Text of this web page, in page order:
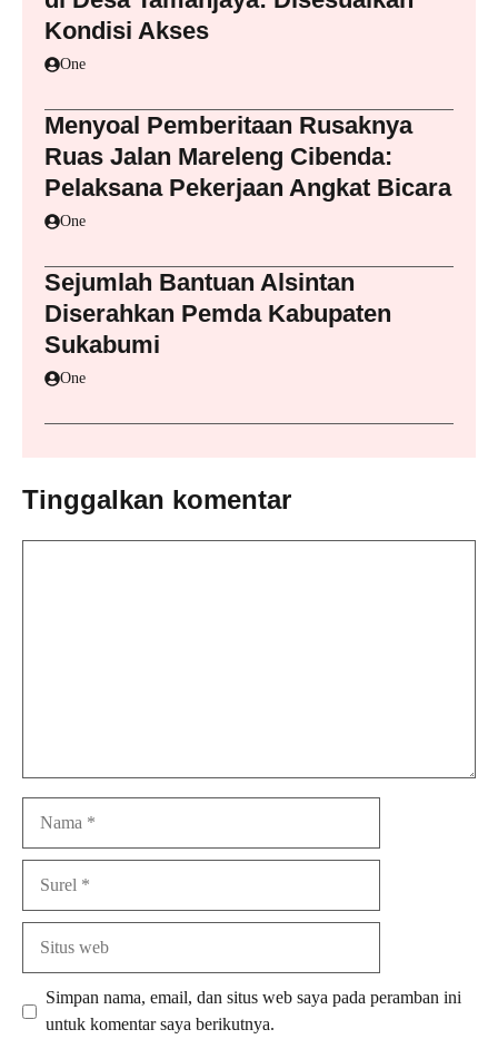
Kondisi Akses
One
Menyoal Pemberitaan Rusaknya
Ruas Jalan Mareleng Cibenda:
Pelaksana Pekerjaan Angkat Bicara
One
Sejumlah Bantuan Alsintan
Diserahkan Pemda Kabupaten
Sukabumi
One
Tinggalkan komentar
Simpan nama, email, dan situs web saya pada peramban ini
untuk komentar saya berikutnya.